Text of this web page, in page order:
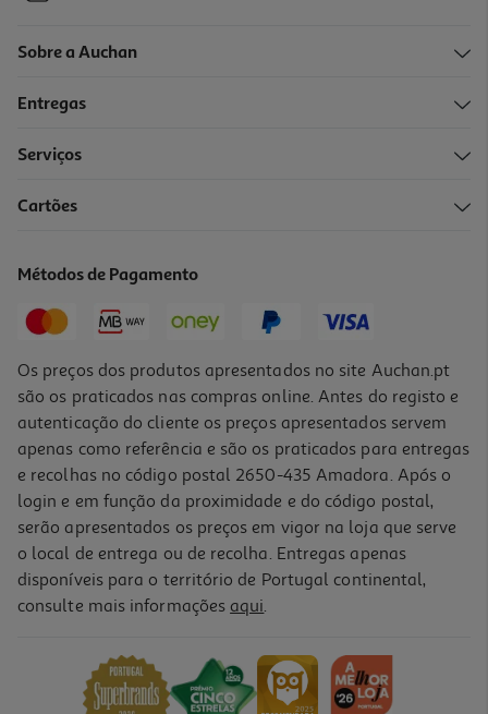
Sobre a Auchan
Entregas
Serviços
Cartões
Métodos de Pagamento
Os preços dos produtos apresentados no site Auchan.pt
são os praticados nas compras online. Antes do registo e
autenticação do cliente os preços apresentados servem
apenas como referência e são os praticados para entregas
e recolhas no código postal 2650-435 Amadora. Após o
login e em função da proximidade e do código postal,
serão apresentados os preços em vigor na loja que serve
o local de entrega ou de recolha. Entregas apenas
disponíveis para o território de Portugal continental,
consulte mais informações aqui.